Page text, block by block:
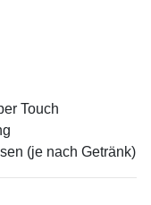
Touch
(je nach Getränk)